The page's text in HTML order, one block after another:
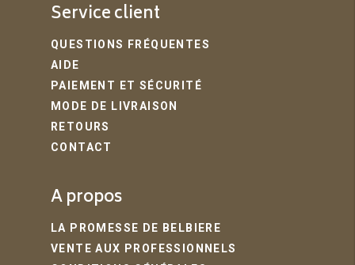
Service client
QUESTIONS FRÉQUENTES
AIDE
PAIEMENT ET SÉCURITÉ
MODE DE LIVRAISON
RETOURS
CONTACT
A propos
LA PROMESSE DE BELBIERE
VENTE AUX PROFESSIONNELS